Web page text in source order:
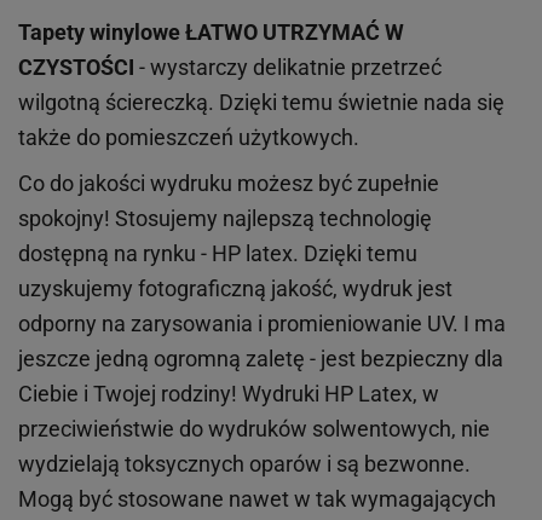
Tapety winyloweŁATWO UTRZYMAĆ W
CZYSTOŚCI - wystarczy delikatnie przetrzeć
wilgotną ściereczką. Dzięki temu świetnie nada się
także do pomieszczeń użytkowych.
Co do jakości wydruku możesz być zupełnie
spokojny! Stosujemy najlepszą technologię
dostępną na rynku - HP latex. Dzięki temu
uzyskujemy fotograficzną jakość, wydruk jest
odporny na zarysowania i promieniowanie UV. I ma
jeszcze jedną ogromną zaletę - jest bezpieczny dla
Ciebie i Twojej rodziny! Wydruki HP Latex, w
przeciwieństwie do wydruków solwentowych, nie
wydzielają toksycznych oparów i są bezwonne.
Mogą być stosowane nawet w tak wymagających